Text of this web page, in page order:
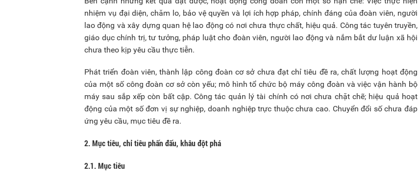
nhiệm vụ đại diện, chăm lo, bảo vệ quyền và lợi ích hợp pháp, chính đáng của đoàn viên, người
lao động và xây dựng quan hệ lao động có nơi chưa thực chất, hiệu quả. Công tác tuyên truyền,
giáo dục chính trị, tư tưởng, pháp luật cho đoàn viên, người lao động và nắm bắt dư luận xã hội
chưa theo kịp yêu cầu thực tiễn.
Phát triển đoàn viên, thành lập công đoàn cơ sở chưa đạt chỉ tiêu đề ra, chất lượng hoạt động
của một số công đoàn cơ sở còn yếu; mô hình tổ chức bộ máy công đoàn và việc vận hành bộ
máy sau sắp xếp còn bất cập. Công tác quản lý tài chính có nơi chưa chặt chẽ; hiệu quả hoạt
động của một số đơn vị sự nghiệp, doanh nghiệp trực thuộc chưa cao. Chuyển đổi số chưa đáp
ứng yêu cầu, mục tiêu đề ra.
2. Mục tiêu, chỉ tiêu phấn đấu, khâu đột phá
2.1. Mục tiêu